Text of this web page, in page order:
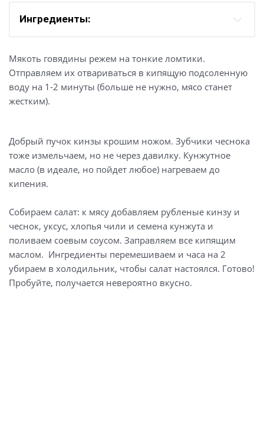
Ингредиенты:
Мякоть говядины режем на тонкие ломтики.
Отправляем их отвариваться в кипящую подсоленную
воду на 1-2 минуты (больше не нужно, мясо станет
жестким).
Добрый пучок кинзы крошим ножом. Зубчики чеснока
тоже измельчаем, но не через давилку. Кунжутное
масло (в идеале, но пойдет любое) нагреваем до
кипения.
Собираем салат: к мясу добавляем рубленые кинзу и
чеснок, уксус, хлопья чили и семена кунжута и
поливаем соевым соусом. Заправляем все кипящим
маслом. Ингредиенты перемешиваем и часа на 2
убираем в холодильник, чтобы салат настоялся. Готово!
Пробуйте, получается невероятно вкусно.